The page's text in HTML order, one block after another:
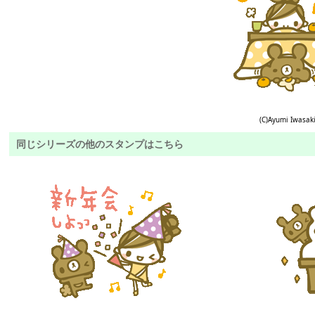
(C)Ayumi Iwasaki
同じシリーズの他のスタンプはこちら